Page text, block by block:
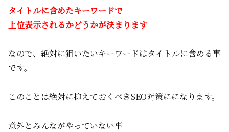
タイトルに含めたキーワードで
上位表示されるかどうかが決まります
なので、絶対に狙いたいキーワードはタイトルに含める事
です。
このことは絶対に抑えておくべきSEO対策にになります。
意外とみんながやっていない事